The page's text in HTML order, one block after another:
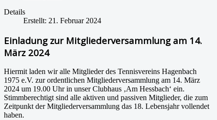
Details
Erstellt: 21. Februar 2024
Einladung zur Mitgliederversammlung am 14.
März 2024
Hiermit laden wir alle Mitglieder des Tennisvereins Hagenbach
1975 e.V. zur ordentlichen Mitgliederversammlung am 14. März
2024 um 19.00 Uhr in unser Clubhaus ‚Am Hessbach‘ ein.
Stimmberechtigt sind alle aktiven und passiven Mitglieder, die zum
Zeitpunkt der Mitgliederversammlung das 18. Lebensjahr vollendet
haben.